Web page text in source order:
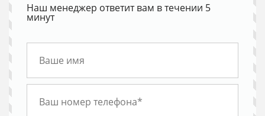
Наш менеджер ответит вам в течении 5
минут